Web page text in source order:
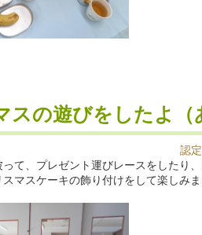
スの遊びをしたよ（
認
て、プレゼント運びレースをしたり
マスケーキの飾り付けをして楽しみま